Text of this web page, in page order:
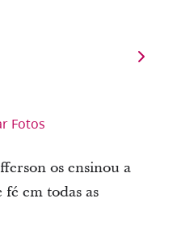
Fotos
os ensinou a
em todas as